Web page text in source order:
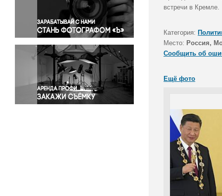
Правосудие
Происшествия и конфликты
Религия
Светская жизнь
Спорт
Экология
Экономика и бизнес
встречи в Кремле.
Категория:
Место: Россия,
Сообщить об
Ещё фото